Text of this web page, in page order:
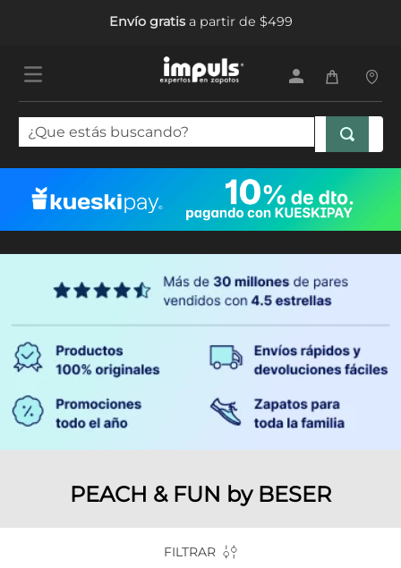
Envío gratisa partir de $499
¿Que estás buscando?
PEACH & FUN by BESER
FILTRAR
1.
tenis mujer
botas mujer
5. tenis